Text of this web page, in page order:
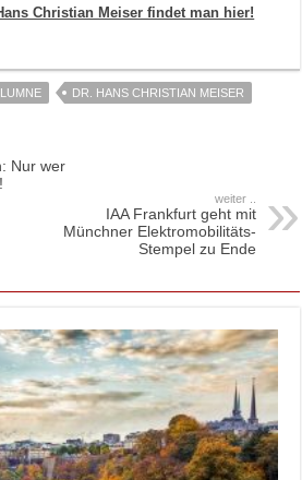
Christian Meiser findet man hier!
DR. HANS CHRISTIAN MEISER
Nur wer
weiter ..
IAA Frankfurt geht mit
Münchner Elektromobilitäts-
Stempel zu Ende